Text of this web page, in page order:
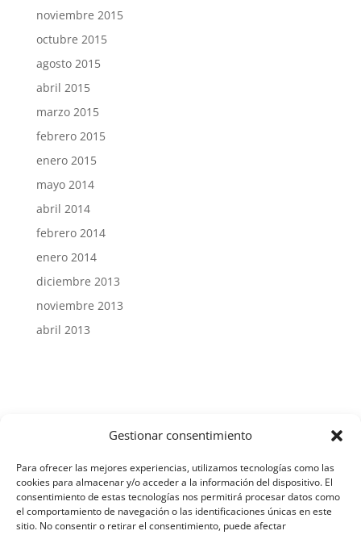
Gestionar consentimiento
Para ofrecer las mejores experiencias, utilizamos tecnologías como las
cookies para almacenar y/o acceder a la información del dispositivo. El
consentimiento de estas tecnologías nos permitirá procesar datos como
el comportamiento de navegación o las identificaciones únicas en este
sitio. No consentir o retirar el consentimiento, puede afectar
noviembre 2015
octubre 2015
agosto 2015
abril 2015
marzo 2015
febrero 2015
enero 2015
mayo 2014
abril 2014
febrero 2014
enero 2014
diciembre 2013
noviembre 2013
abril 2013
Aviso Legal y Protección de Datos
Política de Cookies